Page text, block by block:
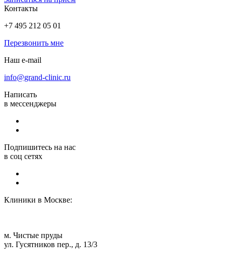
Контакты
+7 495 212 05 01
Перезвонить мне
Наш e-mail
info@grand-clinic.ru
Написать
в мессенджеры
Подпишитесь на нас
в соц сетях
Клиники в Москве:
м. Чистые пруды
ул. Гусятников пер., д. 13/3